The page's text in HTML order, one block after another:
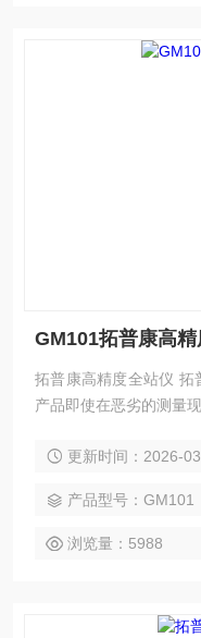
GM101拓普康高
拓普康高精度全站仪 拓
产品即使在恶劣的测量
种抗震、跌落、温度和
和测角精度进行检测，
更新时间：2026-
产品型号：GM101
浏览量：5988